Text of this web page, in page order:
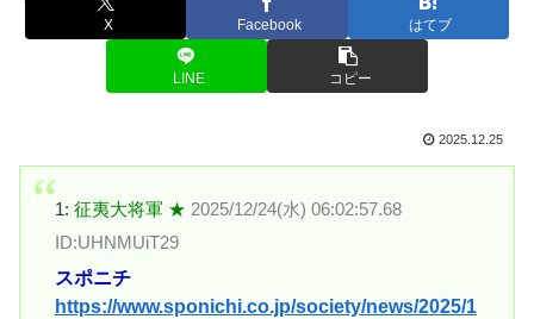
X Facebook はてブ
LINE コピー
2025.12.25
1: 征夷大将軍 ★ 2025/12/24(水) 06:02:57.68
ID:UHNMUiT29
スポニチ
https://www.sponichi.co.jp/society/news/2025/1